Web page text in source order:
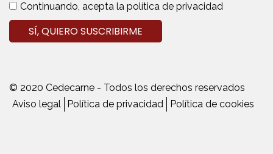
Continuando, acepta la política de privacidad
© 2020 Cedecarne - Todos los derechos reservados
Aviso legal Política de privacidad Política de cookies